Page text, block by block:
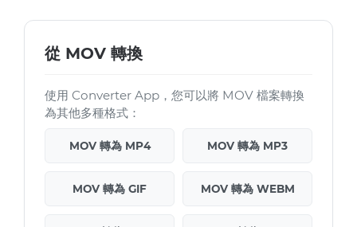
從 MOV 轉換
使用 Converter App，您可以將 MOV 檔案轉換
為其他多種格式：
MOV 轉為 MP4 MOV 轉為 MP3
MOV 轉為 GIF MOV 轉為 WEBM